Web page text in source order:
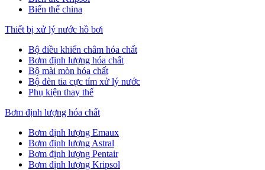
Biến thế china
Thiết bị xử lý nước hồ bơi
Bộ điều khiển châm hóa chất
Bơm định lượng hóa chất
Bộ mài mòn hóa chất
Bộ đèn tia cực tím xử lý nước
Phụ kiện thay thế
Bơm định lượng hóa chất
Bơm định lượng Emaux
Bơm định lượng Astral
Bơm định lượng Pentair
Bơm định lượng Kripsol